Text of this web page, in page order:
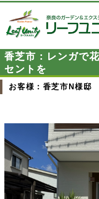
香芝市：レンガで
セントを
お客様：香芝市N様邸